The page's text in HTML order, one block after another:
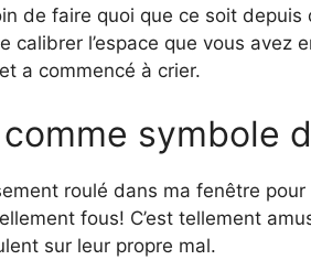
de faire quoi que ce soit
calibrer l’espace que vous avez
a commencé à crier.
symbole
roulé dans ma fenêtre
fous! C’est tellement
sur leur propre mal.